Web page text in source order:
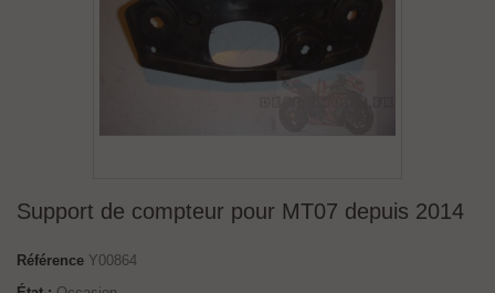
Support de compteur pour MT07 depuis 2014
Référence Y00864